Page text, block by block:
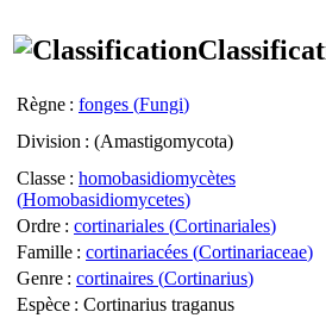
Règne : fonges (Fungi)
Division : (Amastigomycota)
Classe : homobasidiomycètes
(Homobasidiomycetes)
Ordre : cortinariales (Cortinariales)
Famille : cortinariacées (Cortinariaceae)
Genre : cortinaires (Cortinarius)
Espèce : Cortinarius traganus